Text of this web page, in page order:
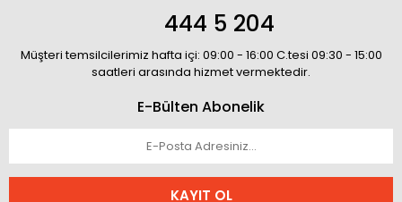
444 5 204
Müşteri temsilcilerimiz hafta içi: 09:00 - 16:00 C.tesi 09:30 - 15:00
saatleri arasında hizmet vermektedir.
E-Bülten Abonelik
KAYIT OL